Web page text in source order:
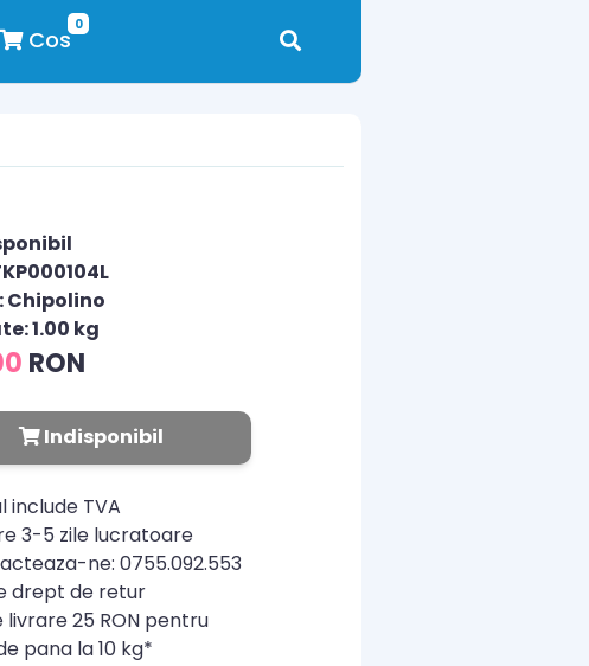
0
Cos
Chipolino
1.00 kg
RON
Indisponibil
include TVA
3-5 zile lucratoare
ne: 0755.092.553
drept de retur
livrare 25 RON pentru
pana la 10 kg*